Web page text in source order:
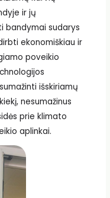
ir jų
bandymai sudarys
ekonomiškiau ir
poveikio
išskiriamų
nesumažinus
prie klimato
aplinkai.